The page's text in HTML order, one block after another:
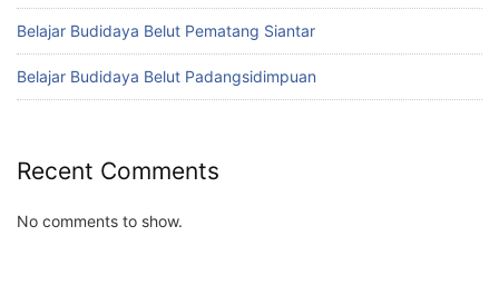
Belajar Budidaya Belut Pematang Siantar
Belajar Budidaya Belut Padangsidimpuan
Recent Comments
No comments to show.